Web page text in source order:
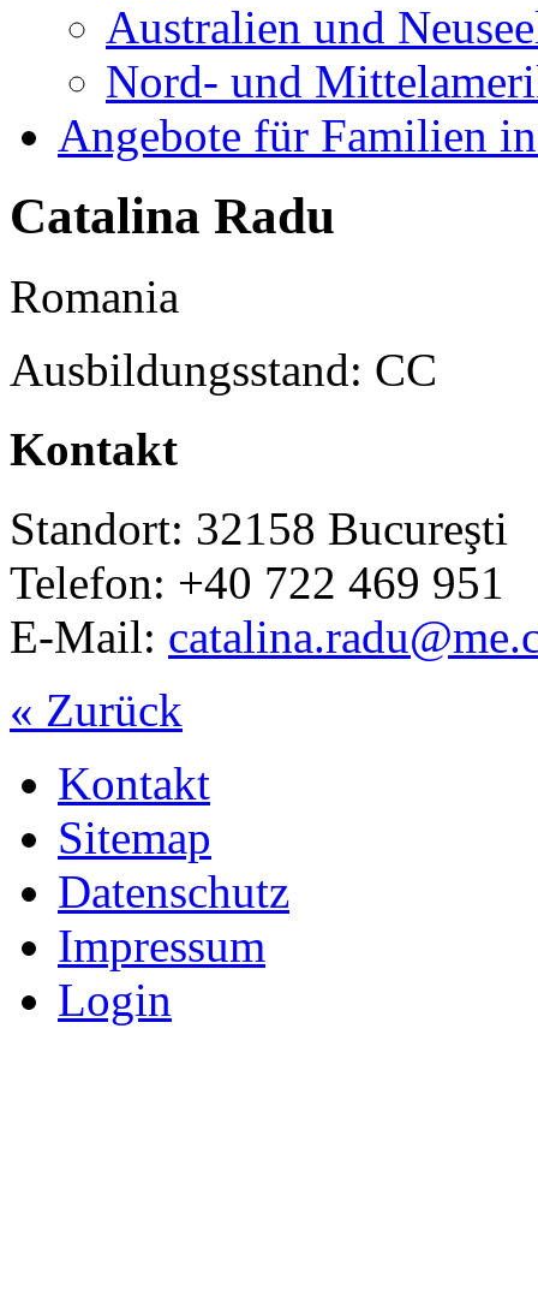
Australien und
Nord- und
Angebote für Familien
Catalina Radu
Romania
Ausbildungsstand: CC
Kontakt
Standort: 32158 Bucureşti
Telefon: +40 722 469 951
E-Mail:
« Zurück
Kontakt
Sitemap
Datenschutz
Impressum
Login